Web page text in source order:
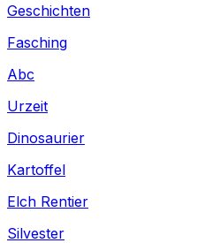
Geschichten
Fasching
Abc
Urzeit
Dinosaurier
Kartoffel
Elch Rentier
Silvester